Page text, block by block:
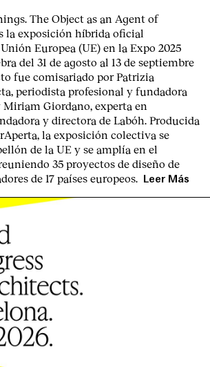
Clientes
The Object as an Agent of
la exposición híbrida oficial
Unión Europea (UE) en la Expo 2025
del 31 de agosto al 13 de septiembre
fue comisariado porPatrizia
periodista profesional y fundadora
Miriam Giordano, experta en
y directora de Labóh. Producida
la exposición colectiva se
de la UE y se amplía en el
35 proyectos de diseño de
de 17 países europeos. Leer Más